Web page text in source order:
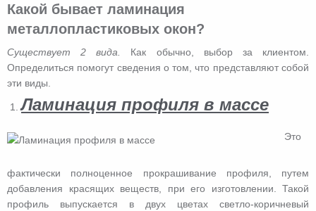
Какой бывает ламинация
металлопластиковых окон?
Существует 2 вида.
Как обычно, выбор за клиентом.
Определиться помогут сведения о том, что представляют собой
эти виды.
Ламинация профиля в массе
Это
фактически полноценное прокрашивание профиля, путем
добавления красящих веществ, при его изготовлении. Такой
профиль выпускается в двух цветах светло-коричневый